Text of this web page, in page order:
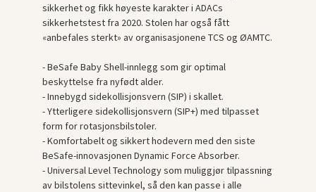
sikkerhet og fikk høyeste karakter i ADACs
sikkerhetstest fra 2020. Stolen har også fått
«anbefales sterkt» av organisasjonene TCS og ØAMTC.
- BeSafe Baby Shell-innlegg som gir optimal
beskyttelse fra nyfødt alder.
- Innebygd sidekollisjonsvern (SIP) i skallet.
- Ytterligere sidekollisjonsvern (SIP+) med tilpasset
form for rotasjonsbilstoler.
- Komfortabelt og sikkert hodevern med den siste
BeSafe-innovasjonen Dynamic Force Absorber.
- Universal Level Technology som muliggjør tilpassning
av bilstolens sittevinkel, så den kan passe i alle